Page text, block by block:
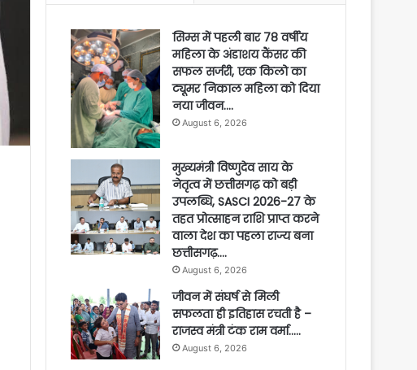
सिम्स में पहली बार 78 वर्षीय
महिला के अंडाशय कैंसर की
सफल सर्जरी, एक किलो का
ट्यूमर निकाल महिला को दिया
नया जीवन….
August 6, 2026
मुख्यमंत्री विष्णुदेव साय के
नेतृत्व में छत्तीसगढ़ को बड़ी
उपलब्धि, SASCI 2026-27 के
तहत प्रोत्साहन राशि प्राप्त करने
वाला देश का पहला राज्य बना
छत्तीसगढ़….
August 6, 2026
जीवन में संघर्ष से मिली
सफलता ही इतिहास रचती है –
राजस्व मंत्री टंक राम वर्मा…..
August 6, 2026